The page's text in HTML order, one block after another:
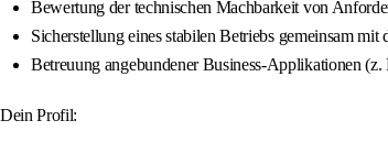
Bewertung der technischen Machbarkeit von
Sicherstellung eines stabilen Betriebs gemeinsam
Betreuung angebundener Business-Applikationen
Dein Profil: